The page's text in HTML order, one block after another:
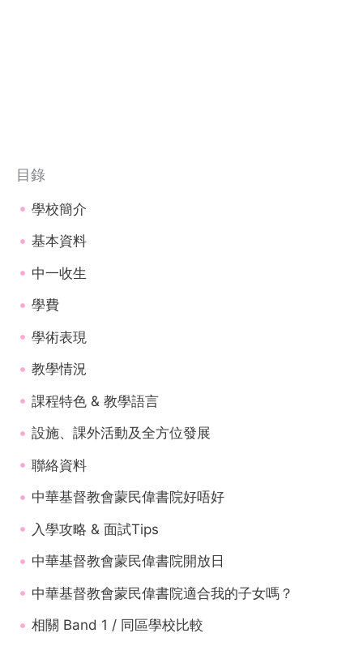
目錄
學校簡介
基本資料
中一收生
學費
學術表現
教學情況
課程特色 & 教學語言
設施、課外活動及全方位發展
聯絡資料
中華基督教會蒙民偉書院好唔好
入學攻略 & 面試Tips
中華基督教會蒙民偉書院開放日
中華基督教會蒙民偉書院適合我的子女嗎？
相關 Band 1 / 同區學校比較